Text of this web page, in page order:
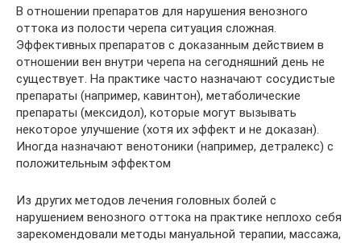
В отношении препаратов для нарушения венозного
оттока из полости черепа ситуация сложная.
Эффективных препаратов с доказанным действием в
отношении вен внутри черепа на сегодняшний день не
существует. На практике часто назначают сосудистые
препараты (например, кавинтон), метаболические
препараты (мексидол), которые могут вызывать
некоторое улучшение (хотя их эффект и не доказан).
Иногда назначают венотоники (например, детралекс) с
положительным эффектом
Из других методов лечения головных болей с
нарушением венозного оттока на практике неплохо себя
зарекомендовали методы мануальной терапии, массажа,